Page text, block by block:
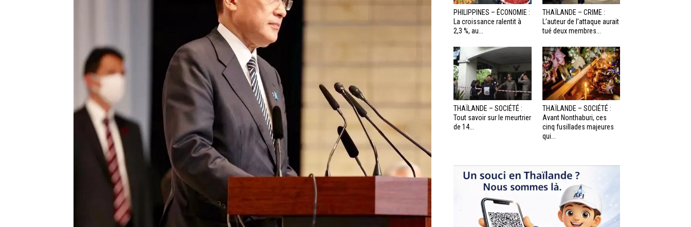
PHILIPPINES – ÉCONOMIE :
La croissance ralentit à
2,3 %, au...
THAÏLANDE – CRIME :
L’auteur de l’attaque aurait
tué deux membres...
THAÏLANDE – SOCIÉTÉ :
Tout savoir sur le meurtrier
de 14...
THAÏLANDE – SOCIÉTÉ :
Avant Nonthaburi, ces
cinq fusillades majeures
qui...